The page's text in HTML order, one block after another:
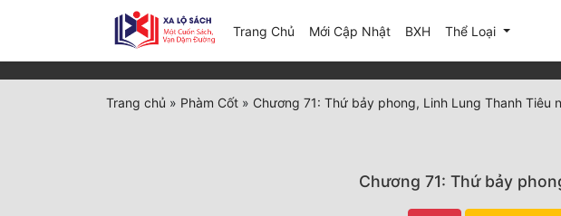
Trang Chủ Mới Cập Nhật(current)
BXH Thể Loại
Trang chủ » Phàm Cốt » Chương 71: Thứ bảy phong, Linh Lung Thanh Tiêu
Chương 71: Thứ bảy